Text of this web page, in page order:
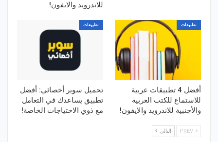
للاندرويد والايفون!
تطبيقات
أفضل 4 تطبيقات عربية
للاستماع للكتب العربية
والأجنبية للاندرويد والايفون!
تطبيقات
تحميل سوبر أخصائي: أفضل
تطبيق يساعدك في التعامل
مع ذوي الاحتياجات الخاصة!
التالي